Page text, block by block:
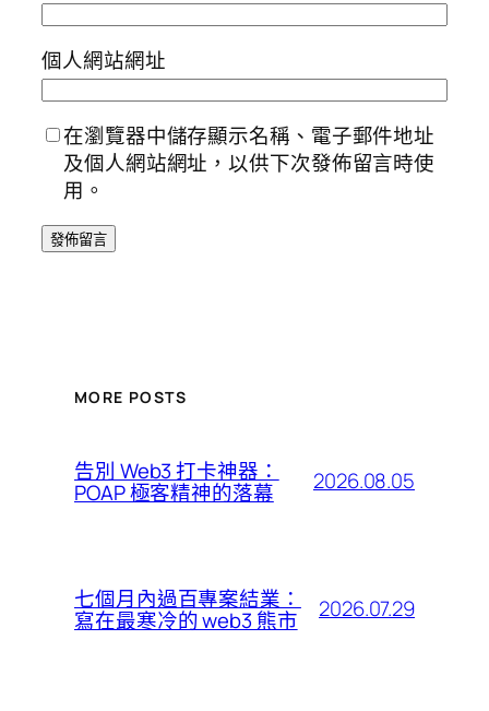
個人網站網址
在瀏覽器中儲存顯示名稱、電子郵件地址
及個人網站網址，以供下次發佈留言時使
用。
MORE POSTS
告別 Web3 打卡神器：
POAP 極客精神的落幕 2026.08.05
七個月內過百專案結業：
寫在最寒冷的 web3 熊市 2026.07.29